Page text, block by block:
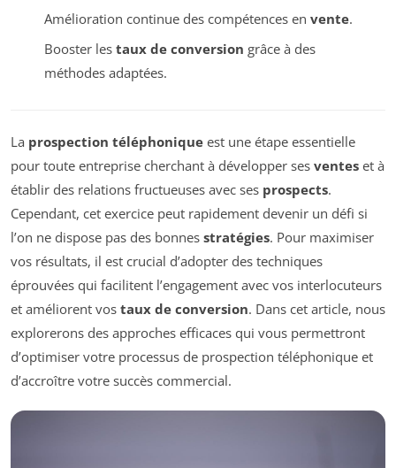
Amélioration continue des compétences en vente.
Booster les taux de conversion grâce à des
méthodes adaptées.
La prospection téléphonique est une étape essentielle
pour toute entreprise cherchant à développer ses ventes et à
établir des relations fructueuses avec ses prospects.
Cependant, cet exercice peut rapidement devenir un défi si
l’on ne dispose pas des bonnes stratégies. Pour maximiser
vos résultats, il est crucial d’adopter des techniques
éprouvées qui facilitent l’engagement avec vos interlocuteurs
et améliorent vos taux de conversion. Dans cet article, nous
explorerons des approches efficaces qui vous permettront
d’optimiser votre processus de prospection téléphonique et
d’accroître votre succès commercial.